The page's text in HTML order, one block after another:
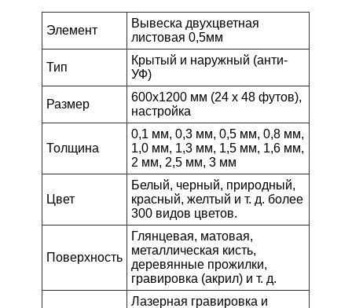
Элемент
Вывеска двухцветная
листовая 0,5мм
Тип
Крытый и наружный (анти-
УФ)
Размер
600x1200 мм (24 x 48 футов),
настройка
Толщина
0,1 мм, 0,3 мм, 0,5 мм, 0,8 мм,
1,0 мм, 1,3 мм, 1,5 мм, 1,6 мм,
2 мм, 2,5 мм, 3 мм
Цвет
Белый, черный, природный,
красный, желтый и т. д. более
300 видов цветов.
Поверхность
Глянцевая, матовая,
металлическая кисть,
деревянные прожилки,
гравировка (акрил) и т. д.
Лазерная гравировка и